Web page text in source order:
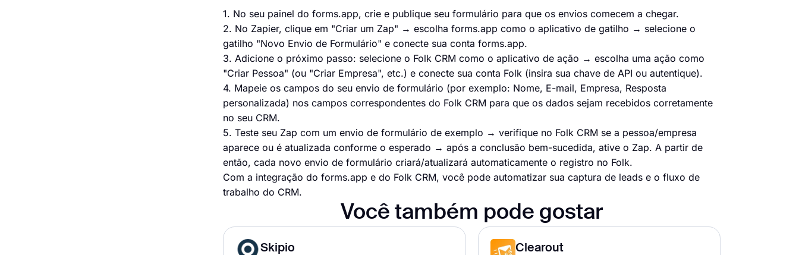
1. No seu painel do forms.app, crie e publique seu formulário para que os envios comecem a chegar.
2. No Zapier, clique em "Criar um Zap" → escolha forms.app como o aplicativo de gatilho → selecione o
gatilho "Novo Envio de Formulário" e conecte sua conta forms.app.
3. Adicione o próximo passo: selecione o Folk CRM como o aplicativo de ação → escolha uma ação como
"Criar Pessoa" (ou "Criar Empresa", etc.) e conecte sua conta Folk (insira sua chave de API ou autentique).
4. Mapeie os campos do seu envio de formulário (por exemplo: Nome, E-mail, Empresa, Resposta
personalizada) nos campos correspondentes do Folk CRM para que os dados sejam recebidos corretamente
no seu CRM.
5. Teste seu Zap com um envio de formulário de exemplo → verifique no Folk CRM se a pessoa/empresa
aparece ou é atualizada conforme o esperado → após a conclusão bem-sucedida, ative o Zap. A partir de
então, cada novo envio de formulário criará/atualizará automaticamente o registro no Folk.
Com a integração do forms.app e do Folk CRM, você pode automatizar sua captura de leads e o fluxo de
trabalho do CRM.
Você também pode gostar
Skipio
Clearout